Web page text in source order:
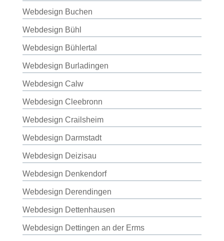
Webdesign Buchen
Webdesign Bühl
Webdesign Bühlertal
Webdesign Burladingen
Webdesign Calw
Webdesign Cleebronn
Webdesign Crailsheim
Webdesign Darmstadt
Webdesign Deizisau
Webdesign Denkendorf
Webdesign Derendingen
Webdesign Dettenhausen
Webdesign Dettingen an der Erms